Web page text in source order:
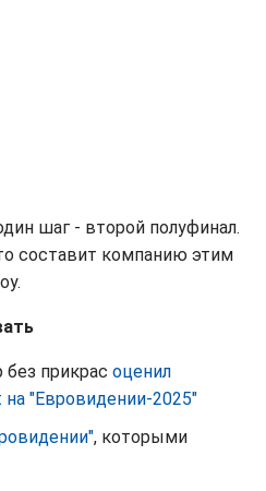
шаг - второй полуфинал.
составит компанию этим
прикрас оценил
"Евровидении-2025"
, которыми